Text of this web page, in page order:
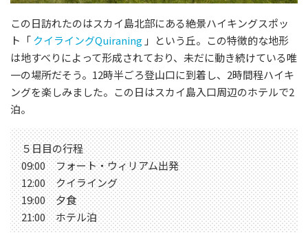
この日訪れたのはスカイ島北部にある絶景ハイキングスポッ
ト「クイライングQuiraning 」という丘。この特徴的な地形
は地すべりによって形成されており、未だに動き続けている唯
一の場所だそう。12時半ごろ登山口に到着し、2時間程ハイキ
ングを楽しみました。この日はスカイ島入口周辺のホテルで2
泊。
５日目の行程
09:00 フォート・ウィリアム出発
12:00 クイライング
19:00 夕食
21:00 ホテル泊